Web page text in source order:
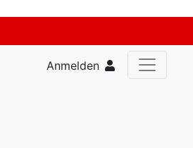
Anmelden